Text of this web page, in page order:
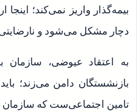
بیمه‌گذار واریز نمی‌کند؛
دچار مشکل می‌شود و
به اعتقاد عیوضی، سازمان
بازنشستگان دامن می‌زند؛
تامین اجتماعی‌ست که